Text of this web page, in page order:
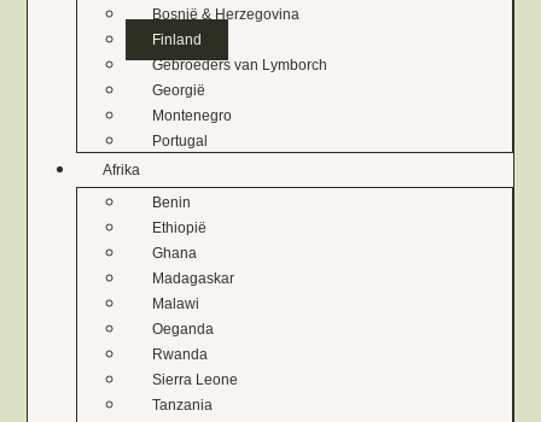
Bosnië & Herzegovina
Finland
Gebroeders van Lymborch
Georgië
Montenegro
Portugal
Afrika
Benin
Ethiopië
Ghana
Madagaskar
Malawi
Oeganda
Rwanda
Sierra Leone
Tanzania